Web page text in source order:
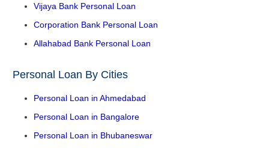
Vijaya Bank Personal Loan
Corporation Bank Personal Loan
Allahabad Bank Personal Loan
Personal Loan By Cities
Personal Loan in Ahmedabad
Personal Loan in Bangalore
Personal Loan in Bhubaneswar